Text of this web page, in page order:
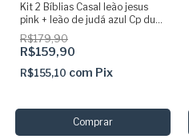
Kit 2 Bíblias Casal leão jesus
pink + leão de judá azul Cp dura
acolchoada | harpa e corinhos
R$179,90
R$159,90
R$155,10 com Pix